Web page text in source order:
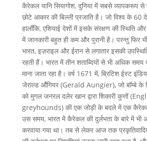
कैरेकल यानि सियागोश, दुनिया में सबसे व्यापकरूप से
छोटे आकार की बिल्ली प्रजाति है। जो विश्व के 60
हालाँकि, एशियाई देशों में इसके संरक्षण की स्थिति और
में जानकारी बहुत ही कम और पुरानी है। परन्तु फिर
भारत, इज़राइल और ईरान से लगातार इसकी
रहती हैं। भारत में तीन शताब्दियों से भी अधिक
माना जाता रहा है। वर्ष 1671 में, ब्रिटिश ईस्ट
जेराल्ड औंगियर (Gerald Aungier), जो बॉम्बे के
को मुगल जनरल दलेर खान द्वारा शिकारी कुत्तों
greyhounds) की एक जोड़ी के बदले में एक कैरेकल
उस समय, भारत में कैरेकल की दुर्लभता के बारे में भी
करवाया गया था। तब से लेकर आज तक